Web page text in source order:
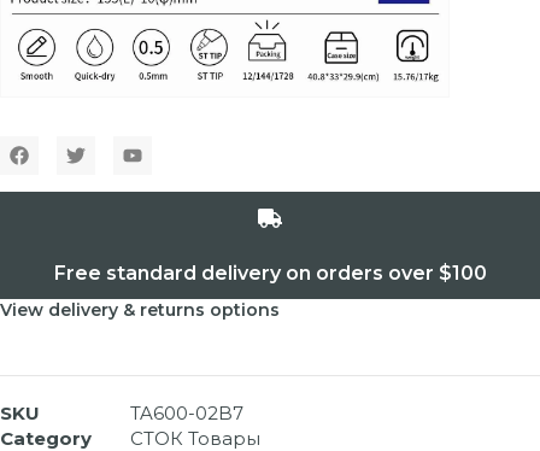
Free standard delivery on orders over $100
View delivery & returns options
SKU
TA600-02B7
Category
СТОК Товары